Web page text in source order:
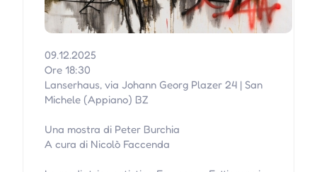
09.12.2025
Ore 18:30
Lanserhaus, via Johann Georg Plazer 24 | San
Michele (Appiano) BZ
Una mostra di Peter Burchia
A cura di Nicolò Faccenda